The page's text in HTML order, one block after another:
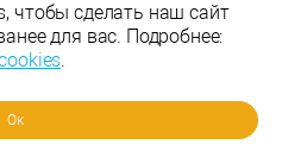
33 класс
Эггер
Таркетт
чтобы сделать наш сайт
для вас. Подробнее:
.
Ок